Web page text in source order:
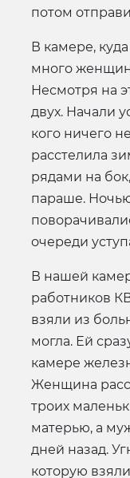
потом
В камере,
много
Несмотря на
двух. Начали
кого ничего
расстелила
рядами на
параше.
очереди
В нашей
работников
взяли из
могла. Ей
камере
Женщина
троих
матерью, а
дней назад.
которую